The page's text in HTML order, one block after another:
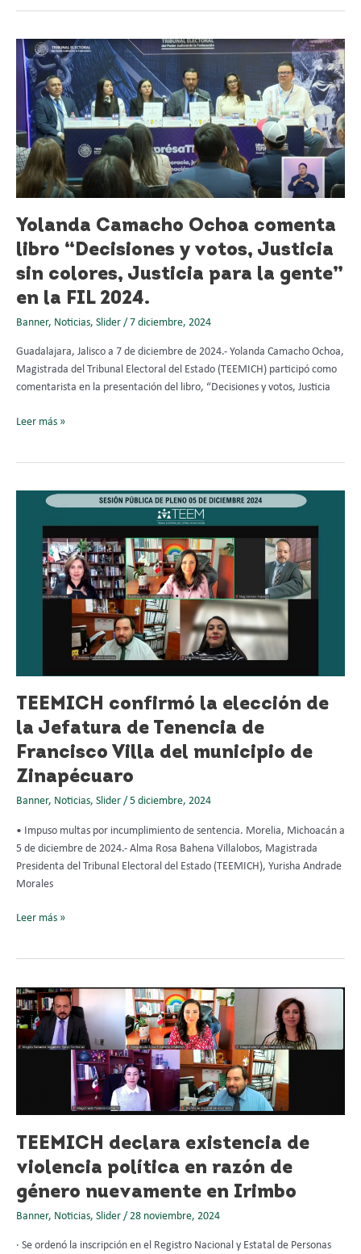
Yolanda Camacho Ochoa comenta
libro “Decisiones y votos, Justicia
sin colores, Justicia para la gente”
en la FIL 2024.
Banner, Noticias, Slider / 7 diciembre, 2024
Guadalajara, Jalisco a 7 de diciembre de 2024.- Yolanda Camacho Ochoa,
Magistrada del Tribunal Electoral del Estado (TEEMICH) participó como
comentarista en la presentación del libro, “Decisiones y votos, Justicia
Yolanda
Camacho
Ochoa
comenta
libro
“Decisiones
y
votos,
Justicia
colores,
Justicia
para
la
gente”
FIL
2024.
Leer más »
TEEMICH confirmó la elección de
la Jefatura de Tenencia de
Francisco Villa del municipio de
Zinapécuaro
Banner, Noticias, Slider / 5 diciembre, 2024
• Impuso multas por incumplimiento de sentencia. Morelia, Michoacán a
5 de diciembre de 2024.- Alma Rosa Bahena Villalobos, Magistrada
Presidenta del Tribunal Electoral del Estado (TEEMICH), Yurisha Andrade
Morales
TEEMICH
elección
Francisco
Villa
del
municipio
de
Leer más »
TEEMICH declara existencia de
violencia política en razón de
género nuevamente en Irimbo
Banner, Noticias, Slider / 28 noviembre, 2024
· Se ordenó la inscripción en el Registro Nacional y Estatal de Personas
TEEMICH
declara
existencia
de
de
nuevamente
en